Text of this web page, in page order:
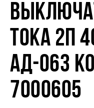
ТОКА 2П
АД-063
7000605